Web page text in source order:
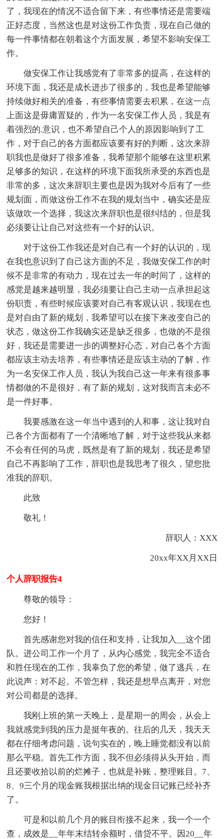
了，我现在的情况不适合留下来，有些事情还是需要端
正好态度，当然这也是对这份工作负责，现在自己做的
每一件事情都在朝着这个方面发展，希望不影响安保工
作。
做安保工作让我感觉有了非常多的提高，在这样的
环境下面，我还是成长进步了很多的，我也是希望能够
持续做好相关的准备，有些事情需要去积累，在这一点
上面这是毋庸置疑的，作为一名安保工作人员，我是有
着强烈的.意识，也不希望自己个人的原因影响到了工
作，对于自己的各方面都应该要有好的判断，这次来辞
职我也是做好了很多准备，我希望那个能够在这里积累
足够多的知识，在这样的环境下面我所承受的东西也是
非常的多，这次来辞职主要也是因为我对今后有了一些
规划面，而做这份工作不在我的规划当中，确实还是应
该做吹一个选择，我这次来辞职也是很纠结的，但是我
必须要让让自己对这些有一个好的认识。
对于这份工作我还是对自己有一个好的认识的，现
在我也意识到了自己这方面的不足，我做安保工作的时
候不是非常的有动力，现在过去一年的时间了，这样的
感觉是越来越明显，我必须要让自己主动一点承担起这
份职责，有些时候应该要对自己有客观认识，我现在也
是对自由了新的规划，我希望可以在接下来改变自己的
状态，做这份工作我确实还是缺乏很多，也做的不是很
好，我还是需要进一步的调整好心态，对自己各个方面
都应该主动去培养，有些事情还是应该主动的了解，作
为一名安保工作人员，我认为我自己这一年来有很多事
情都做的不是很好，有了新的规划，这对我而言未必不
是一件好事。
我要感激在这一年当中遇到的人和事，这让我对自
己各个方面都有了一个清晰地了解，对于这些我从来都
不会有任何的马虎，既然是有了新的规划，我还是希望
自己不再影响了工作，辞职也是我思考了很久，望您批
准我的辞职。
此致
敬礼！
辞职人：XXX
20xx年XX月XX日
个人辞职报告4
尊敬的领导：
您好！
首先感谢您对我的信任和支持，让我加入__这个团
队。进公司工作一个月了，从内心感觉，我完全不适合
和胜任现在的工作，我辜负了您的希望，做了逃兵，在
此说声：对不起。不管怎样，我还是想早点离开，对您
对公司都是的选择。
我刚上班的第一天晚上，是星期一的周会，从会上
我就感觉到我的压力是挺年夜的。往后的几天，我天天
都在仔细考虑问题，说句实在的，晚上睡觉都没有以前
那么平稳。首先工作方面，我不但必须得从头开始，而
且还要收拾以前的烂摊子，也就是补账，整理账目。7、
8、9三个月的现金账我根据出纳的现金日记账已经补齐
了。
可是和以前几个月的账目衔接不起来，我一个一个
查，成效是__年年末结转余额时，借贷不平。因20__年